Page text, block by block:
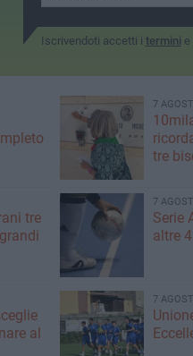
Iscrivendoti accetti i termini e
7
tre
tre
7
Serie
altre
al
7